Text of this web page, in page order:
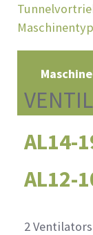
AL14-
AL12-
2